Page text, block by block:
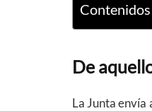
Contenidos
De
La Junta envía